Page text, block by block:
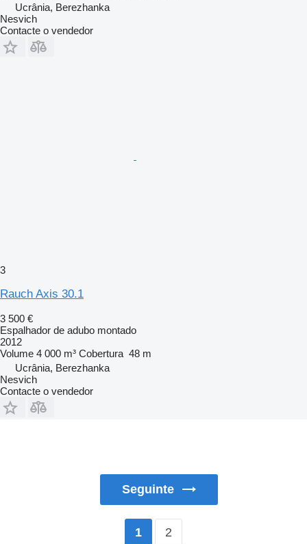
Ucrânia, Berezhanka
Nesvich
Contacte o vendedor
3
Rauch Axis 30.1
3 500 €
Espalhador de adubo montado
2012
Volume 4 000 m³ Cobertura 48 m
Ucrânia, Berezhanka
Nesvich
Contacte o vendedor
Seguinte
1 2